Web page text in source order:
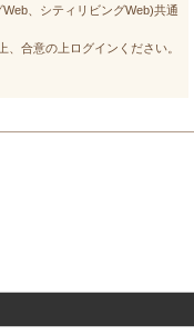
、シティリビングWeb)共通
合意の上ログインください。